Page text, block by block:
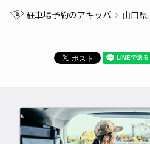
駐車場予約のアキッパ 山口県